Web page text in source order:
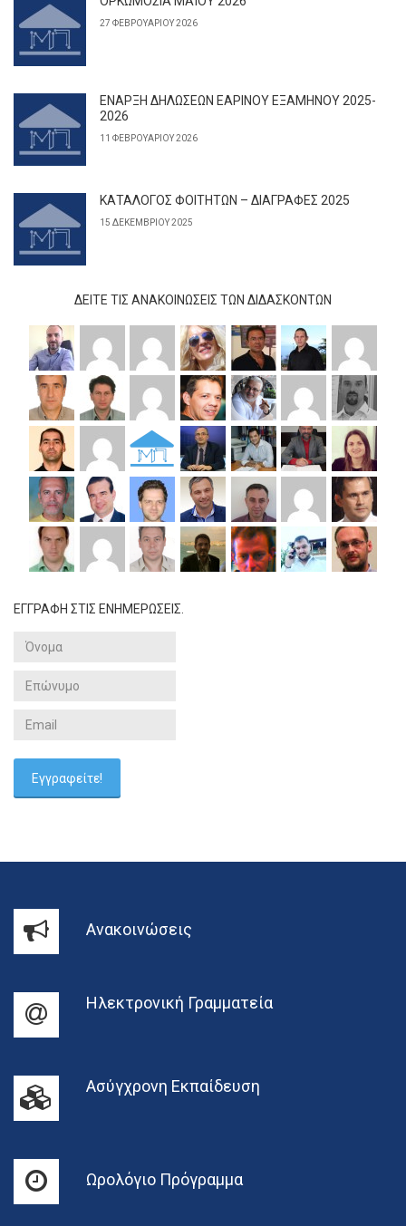
27 ΦΕΒΡΟΥΑΡΊΟΥ 2026
ΕΝΑΡΞΗ ΔΗΛΩΣΕΩΝ ΕΑΡΙΝΟΥ ΕΞΑΜΗΝΟΥ 2025-
2026
11 ΦΕΒΡΟΥΑΡΊΟΥ 2026
ΚΑΤΑΛΟΓΟΣ ΦΟΙΤΗΤΩΝ – ΔΙΑΓΡΑΦΕΣ 2025
15 ΔΕΚΕΜΒΡΊΟΥ 2025
ΔΕΊΤΕ ΤΙΣ ΑΝΑΚΟΙΝΏΣΕΙΣ ΤΩΝ ΔΙΔΆΣΚΟΝΤΩΝ
ΕΓΓΡΑΦΗ ΣΤΙΣ ΕΝΗΜΕΡΩΣΕΙΣ.
Ανακοινώσεις
Ηλεκτρονική Γραμματεία
Ασύγχρονη Εκπαίδευση
Ωρολόγιο Πρόγραμμα